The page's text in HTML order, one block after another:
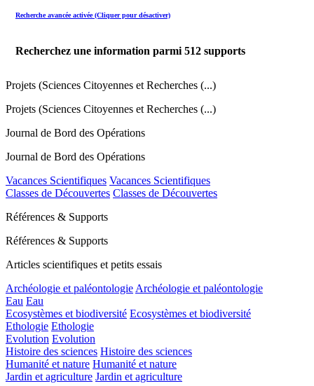
Recherche avancée activée (Cliquer pour désactiver)
Recherchez une information parmi 512 supports
Projets (Sciences Citoyennes et Recherches (...)
Projets (Sciences Citoyennes et Recherches (...)
Journal de Bord des Opérations
Journal de Bord des Opérations
Vacances Scientifiques Vacances Scientifiques
Classes de Découvertes Classes de Découvertes
Références & Supports
Références & Supports
Articles scientifiques et petits essais
Archéologie et paléontologie Archéologie et paléontologie
Eau Eau
Ecosystèmes et biodiversité Ecosystèmes et biodiversité
Ethologie Ethologie
Evolution Evolution
Histoire des sciences Histoire des sciences
Humanité et nature Humanité et nature
Jardin et agriculture Jardin et agriculture